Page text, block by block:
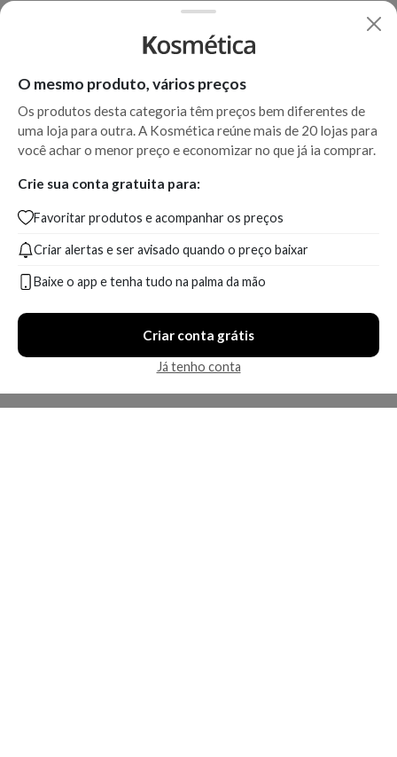
O mesmo produto, vários preços
Os produtos desta categoria têm preços bem diferentes de
uma loja para outra. A Kosmética reúne mais de 20 lojas para
você achar o menor preço e economizar no que já ia comprar.
Crie sua conta gratuita para:
Favoritar produtos e acompanhar os preços
Criar alertas e ser avisado quando o preço baixar
Baixe o app e tenha tudo na palma da mão
Criar conta grátis
Já tenho conta